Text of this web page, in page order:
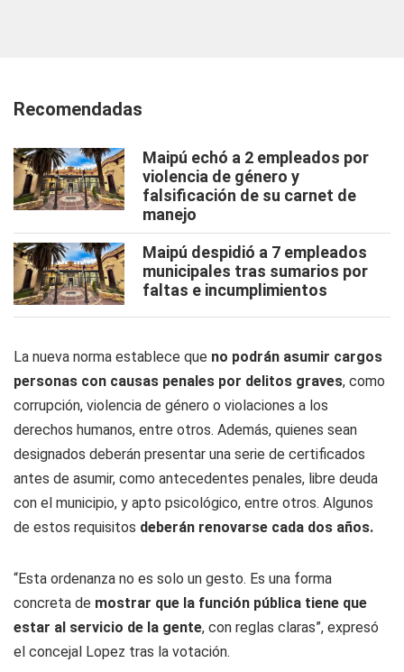
Recomendadas
Maipú echó a 2 empleados por
violencia de género y
falsificación de su carnet de
manejo
Maipú despidió a 7 empleados
municipales tras sumarios por
faltas e incumplimientos
La nueva norma establece que no podrán asumir cargos
personas con causas penales por delitos graves, como
corrupción, violencia de género o violaciones a los
derechos humanos, entre otros. Además, quienes sean
designados deberán presentar una serie de certificados
antes de asumir, como antecedentes penales, libre deuda
con el municipio, y apto psicológico, entre otros. Algunos
de estos requisitos deberán renovarse cada dos años.
“Esta ordenanza no es solo un gesto. Es una forma
concreta de mostrar que la función pública tiene que
estar al servicio de la gente, con reglas claras”, expresó
el concejal Lopez tras la votación.